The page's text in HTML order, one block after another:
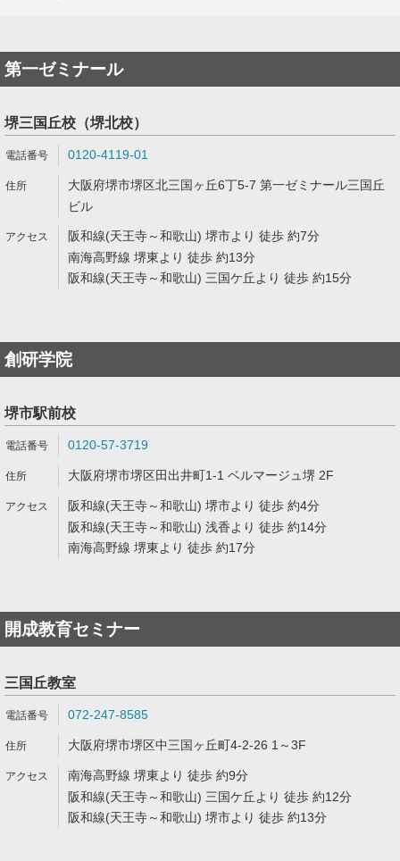
第一ゼミナール
堺三国丘校（堺北校）
0120-4119-01
大阪府堺市堺区北三国ヶ丘6丁5-7 第一ゼミナール三国丘
ビル
阪和線(天王寺～和歌山) 堺市より 徒歩 約7分
南海高野線 堺東より 徒歩 約13分
阪和線(天王寺～和歌山) 三国ケ丘より 徒歩 約15分
創研学院
堺市駅前校
0120-57-3719
大阪府堺市堺区田出井町1-1 ベルマージュ堺 2F
阪和線(天王寺～和歌山) 堺市より 徒歩 約4分
阪和線(天王寺～和歌山) 浅香より 徒歩 約14分
南海高野線 堺東より 徒歩 約17分
開成教育セミナー
三国丘教室
072-247-8585
大阪府堺市堺区中三国ヶ丘町4-2-26 1～3F
南海高野線 堺東より 徒歩 約9分
阪和線(天王寺～和歌山) 三国ケ丘より 徒歩 約12分
阪和線(天王寺～和歌山) 堺市より 徒歩 約13分